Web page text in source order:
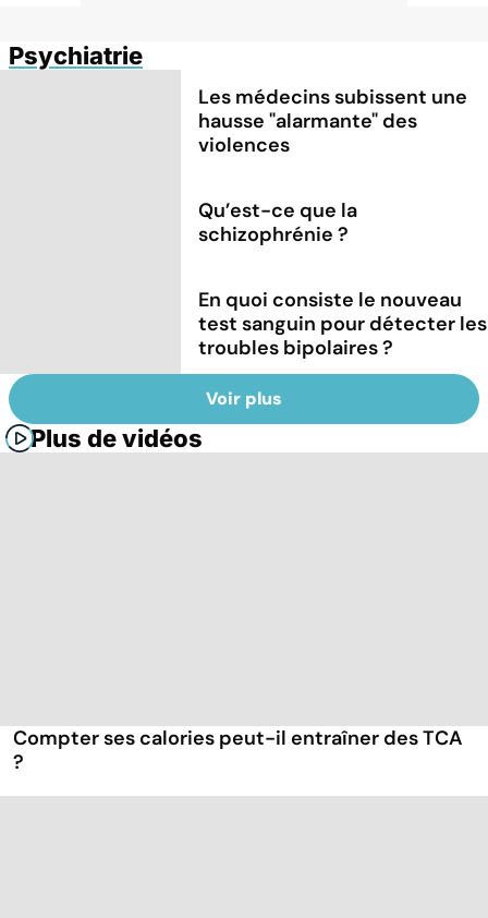
Psychiatrie
Les médecins subissent une
hausse "alarmante" des
violences
Qu’est-ce que la
schizophrénie ?
En quoi consiste le nouveau
test sanguin pour détecter les
troubles bipolaires ?
Voir plus
Plus de vidéos
Compter ses calories peut-il entraîner des TCA
?